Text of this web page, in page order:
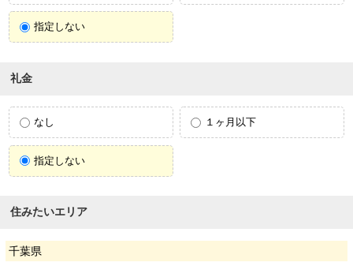
指定しない
礼金
なし １ヶ月以下
指定しない
住みたいエリア
千葉県